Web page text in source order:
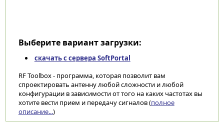
Выберите вариант загрузки:
скачать с сервера SoftPortal
RF Toolbox - программа, которая позволит вам
спроектировать антенну любой сложности и любой
конфигурации в зависимости от того на каких частотах вы
хотите вести прием и передачу сигналов (полное
описание...)